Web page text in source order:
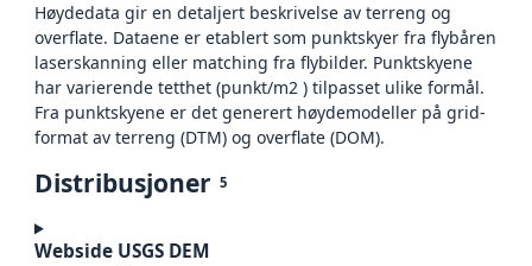
Høydedata gir en detaljert beskrivelse av terreng og
overflate. Dataene er etablert som punktskyer fra flybåren
laserskanning eller matching fra flybilder. Punktskyene
har varierende tetthet (punkt/m2 ) tilpasset ulike formål.
Fra punktskyene er det generert høydemodeller på grid-
format av terreng (DTM) og overflate (DOM).
Distribusjoner 5
Webside USGS DEM